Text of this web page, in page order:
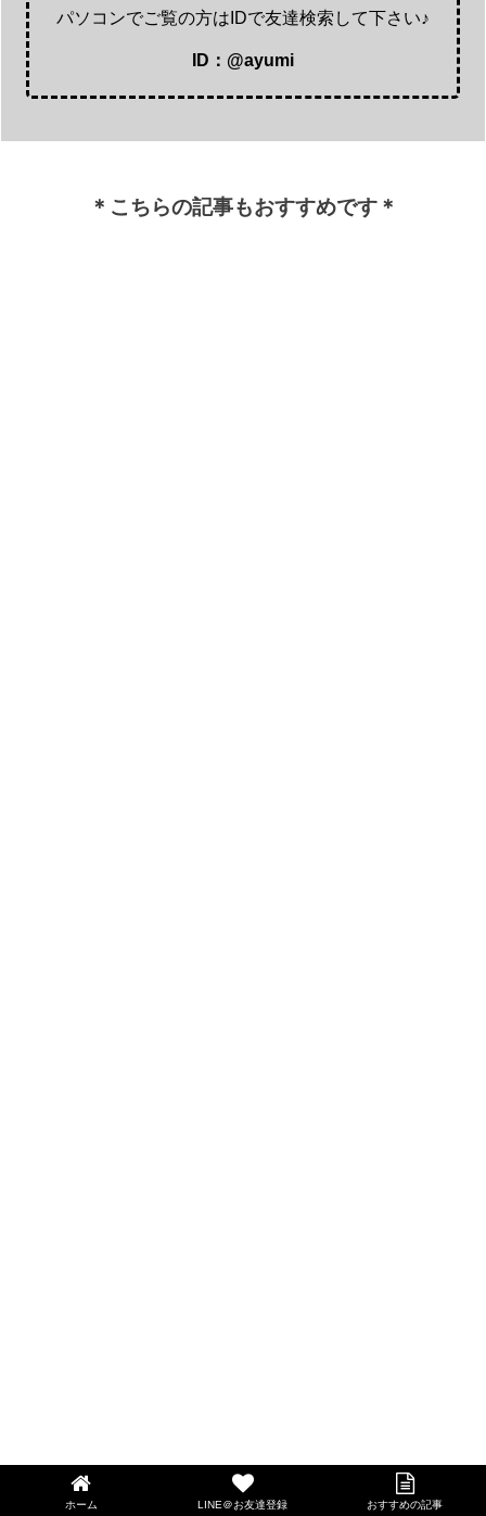
パソコンでご覧の方はIDで友達検索して下さい♪
ID：@ayumi
＊こちらの記事もおすすめです＊
ホーム LINE＠お友達登録 おすすめの記事
LINE@